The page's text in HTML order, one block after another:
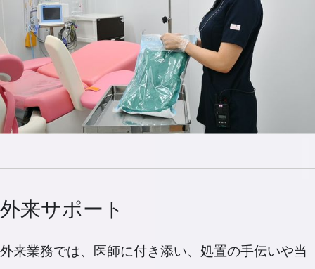
外来サポート
外来業務では、医師に付き添い、処置の手伝いや当